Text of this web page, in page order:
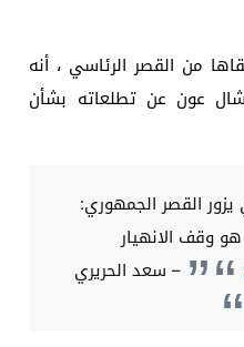
من القصر الرئاسي ، أنه
عون عن تطلعاته بشأن
يزور القصر الجمهوري:
وقف الانهيار
– سعد الحريري